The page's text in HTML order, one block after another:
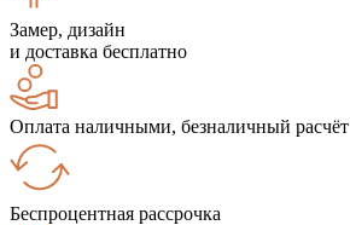
Замер, дизайн
и доставка бесплатно
Оплата наличными, безналичный расчёт
Беспроцентная рассрочка